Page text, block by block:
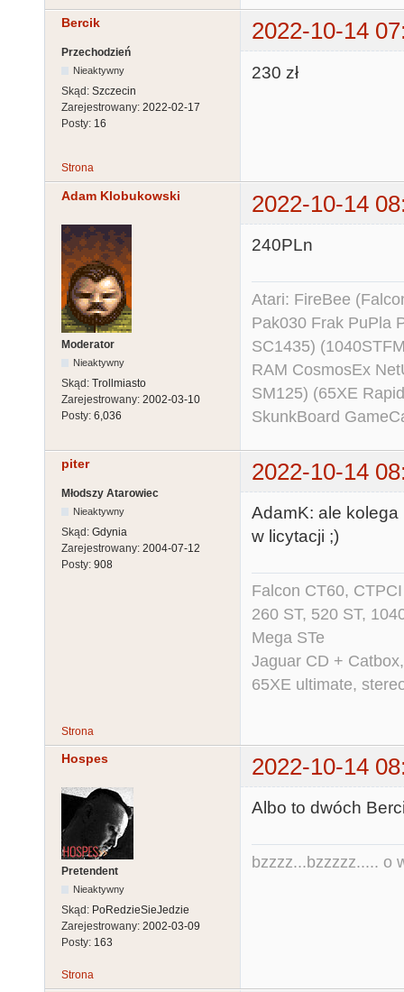
Bercik 2022-10-14
Przechodzień
Nieaktywny
Skąd: Szczecin
Zarejestrowany: 2022-02-17
Posty: 16
230 zł
Strona
Adam Klobukowski 2022-10-14
Moderator
Nieaktywny
Skąd: Trollmiasto
Zarejestrowany: 2002-03-10
Posty: 6,036
240PLn
Atari: FireBee
Pak030 Frak PuPla
SC1435)
RAM CosmosEx
SM125) (65XE
SkunkBoard
piter 2022-10-14
Młodszy Atarowiec
Nieaktywny
Skąd: Gdynia
Zarejestrowany: 2004-07-12
Posty: 908
AdamK: ale kolega
w licytacji ;)
Falcon CT60,
260 ST, 520 ST,
Mega STe
Jaguar CD +
65XE ultimate,
Strona
Hospes 2022-10-14
Pretendent
Nieaktywny
Skąd: PoRedzieSieJedzie
Zarejestrowany: 2002-03-09
Posty: 163
Albo to dwóch
bzzzz...bzzzzz..... o
Strona